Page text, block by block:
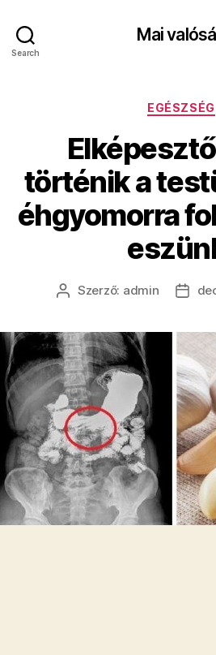
Search
Mai
EGÉSZSÉG
történik a
éhgyomorra
Bejegyzés
Szerző: admin